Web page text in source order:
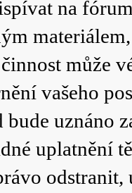
na
může
vašeho
uznáno
uplatnění